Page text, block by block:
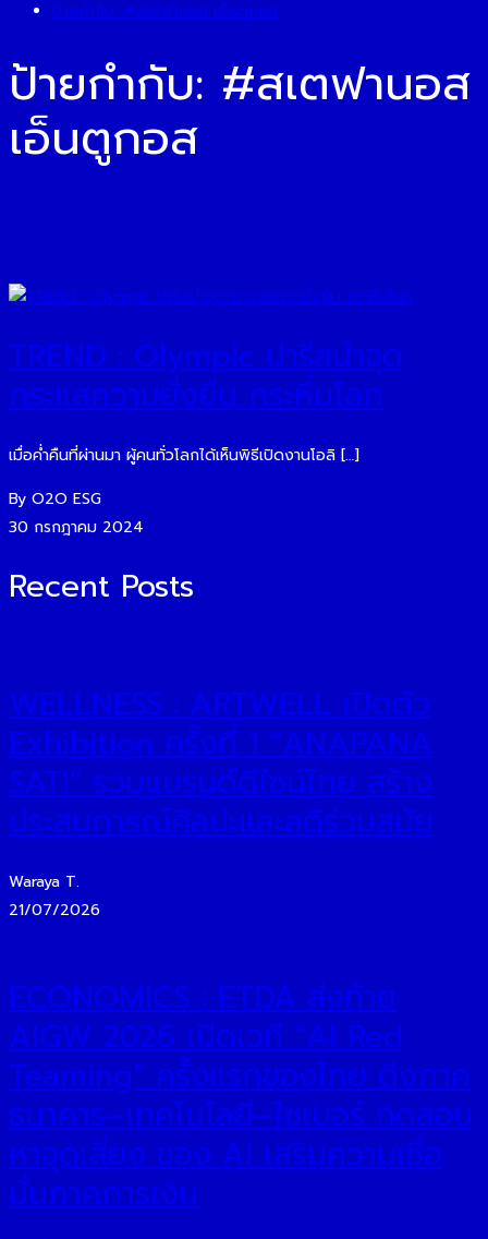
ป้ายกำกับ: #สเตฟานอส เอ็นตูกอส
ป้ายกำกับ: #สเตฟานอส
เอ็นตูกอส
TREND : Olympic ปารีสนำจุด
กระแสความยั่งยืน กระหึ่มโลก
เมื่อค่ำคืนที่ผ่านมา ผู้คนทั่วโลกได้เห็นพิธีเปิดงานโอลิ […]
By O2O ESG
30 กรกฎาคม 2024
Recent Posts
WELLNESS : ARTWELL เปิดตัว
Exhibition ครั้งที่ 1 “ANAPANA
SATI” รวมแบรนด์ดีไซน์ไทย สร้าง
ประสบการณ์ศิลปะและสติร่วมสมัย
Waraya T.
21/07/2026
ECONOMICS : ETDA ส่งท้าย
AIGW 2026 เปิดเวที “AI Red
Teaming” ครั้งแรกของไทย ดึงภาค
ธนาคาร–เทคโนโลยี–ไซเบอร์ ทดสอบ
หาจุดเสี่ยง ของ AI เสริมความเชื่อ
มั่นภาคการเงิน